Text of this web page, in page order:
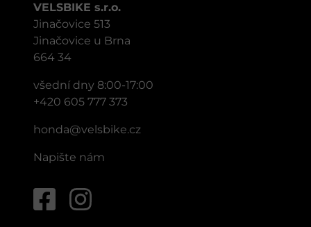
VELSBIKE s.r.o.
Jinačovice 513
Jinačovice u Brna
664 34
všední dny 8:00-17:00
+420 605 777 373
honda@velsbike.cz
Napište nám